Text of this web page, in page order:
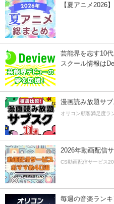
【夏アニメ2026
芸能界を志す10
スクール情報は
漫画読み放題サブ
オリコン顧客満足度ラ
2026年動画配信
CS動画配信サービス
毎週の音楽ラン